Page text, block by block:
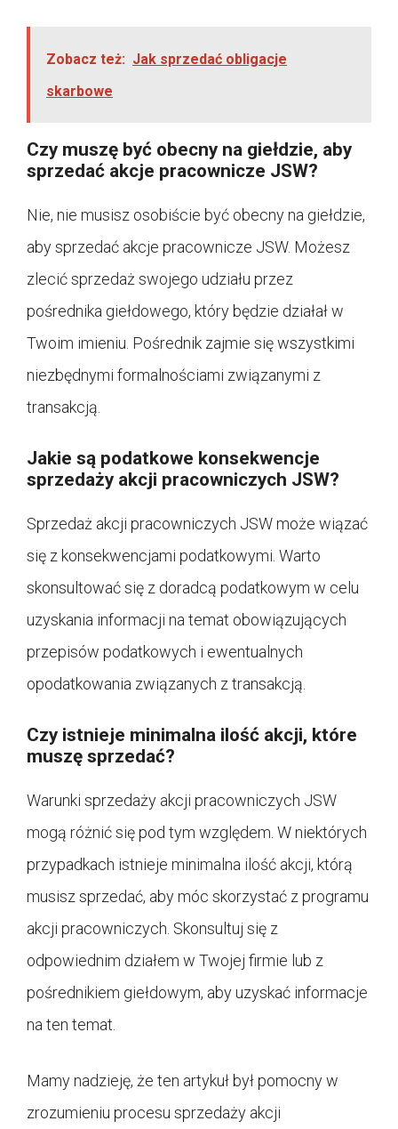
Zobacz też: Jak sprzedać obligacje
skarbowe
Czy muszę być obecny na giełdzie, aby
sprzedać akcje pracownicze JSW?
Nie, nie musisz osobiście być obecny na giełdzie,
aby sprzedać akcje pracownicze JSW. Możesz
zlecić sprzedaż swojego udziału przez
pośrednika giełdowego, który będzie działał w
Twoim imieniu. Pośrednik zajmie się wszystkimi
niezbędnymi formalnościami związanymi z
transakcją.
Jakie są podatkowe konsekwencje
sprzedaży akcji pracowniczych JSW?
Sprzedaż akcji pracowniczych JSW może wiązać
się z konsekwencjami podatkowymi. Warto
skonsultować się z doradcą podatkowym w celu
uzyskania informacji na temat obowiązujących
przepisów podatkowych i ewentualnych
opodatkowania związanych z transakcją.
Czy istnieje minimalna ilość akcji, które
muszę sprzedać?
Warunki sprzedaży akcji pracowniczych JSW
mogą różnić się pod tym względem. W niektórych
przypadkach istnieje minimalna ilość akcji, którą
musisz sprzedać, aby móc skorzystać z programu
akcji pracowniczych. Skonsultuj się z
odpowiednim działem w Twojej firmie lub z
pośrednikiem giełdowym, aby uzyskać informacje
na ten temat.
Mamy nadzieję, że ten artykuł był pomocny w
zrozumieniu procesu sprzedaży akcji